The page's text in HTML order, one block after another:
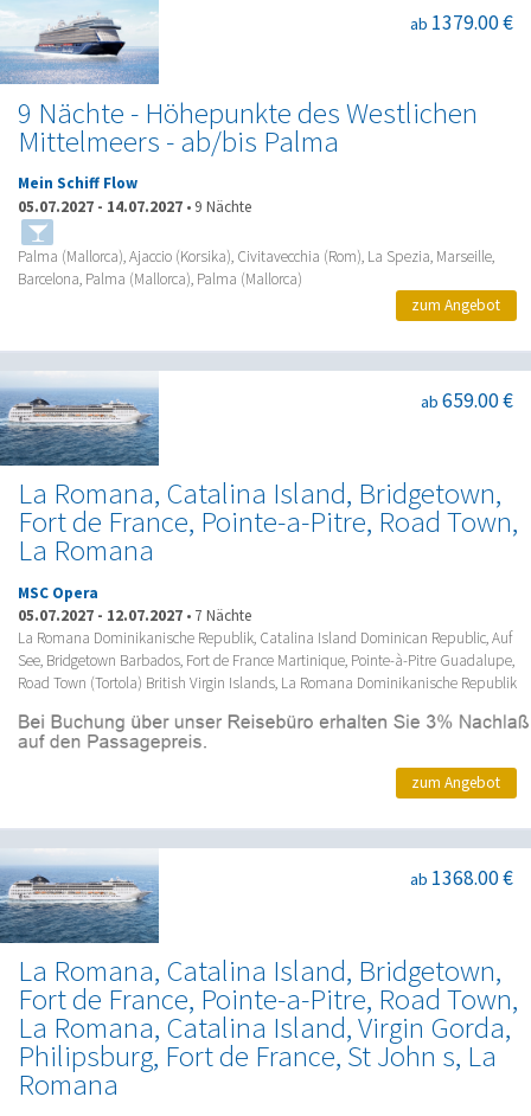
9 Nächte - Höhepunkte des Westlichen
Mittelmeers - ab/bis Palma
ab 1379.00 €
Mein Schiff Flow
05.07.2027 - 14.07.2027 • 9 Nächte
Palma (Mallorca), Ajaccio (Korsika), Civitavecchia (Rom), La Spezia, Marseille,
Barcelona, Palma (Mallorca), Palma (Mallorca)
zum Angebot
La Romana, Catalina Island, Bridgetown,
Fort de France, Pointe-a-Pitre, Road Town,
La Romana
ab 659.00 €
MSC Opera
05.07.2027 - 12.07.2027 • 7 Nächte
La Romana Dominikanische Republik, Catalina Island Dominican Republic, Auf
See, Bridgetown Barbados, Fort de France Martinique, Pointe-à-Pitre Guadalupe,
Road Town (Tortola) British Virgin Islands, La Romana Dominikanische Republik
zum Angebot
La Romana, Catalina Island, Bridgetown,
Fort de France, Pointe-a-Pitre, Road Town,
La Romana, Catalina Island, Virgin Gorda,
Philipsburg, Fort de France, St John s, La
Romana
ab 1368.00 €